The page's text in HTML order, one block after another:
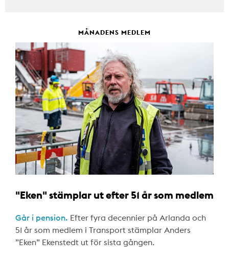
MÅNADENS MEDLEM
"Eken" stämplar ut efter 51 år som medlem
Går i pension. Efter fyra decennier på Arlanda och
51 år som medlem i Transport stämplar Anders
”Eken” Ekenstedt ut för sista gången.